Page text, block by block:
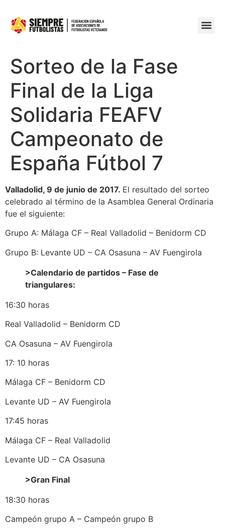
Sorteo de la Fase
Final de la Liga
Solidaria FEAFV
Campeonato de
España Fútbol 7
Valladolid, 9 de junio de 2017. El resultado del sorteo
celebrado al término de la Asamblea General Ordinaria
fue el siguiente:
Grupo A: Málaga CF – Real Valladolid – Benidorm CD
Grupo B: Levante UD – CA Osasuna – AV Fuengirola
>Calendario de partidos – Fase de
triangulares:
16:30 horas
Real Valladolid – Benidorm CD
CA Osasuna – AV Fuengirola
17: 10 horas
Málaga CF – Benidorm CD
Levante UD – AV Fuengirola
17:45 horas
Málaga CF – Real Valladolid
Levante UD – CA Osasuna
>Gran Final
18:30 horas
Campeón grupo A – Campeón grupo B